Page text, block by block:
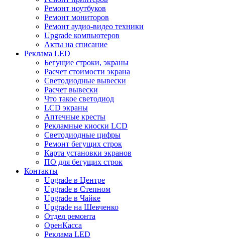
Ремонт ноутбуков
Ремонт мониторов
Ремонт аудио-видео техники
Upgrade компьютеров
Акты на списание
Реклама LED
Бегущие строки, экраны
Расчет стоимости экрана
Светодиодные вывески
Расчет вывески
Что такое светодиод
LCD экраны
Аптечные кресты
Рекламные киоски LCD
Светодиодные цифры
Ремонт бегущих строк
Карта установки экранов
ПО для бегущих строк
Контакты
Upgrade в Центре
Upgrade в Степном
Upgrade в Чайке
Upgrade на Шевченко
Отдел ремонта
ОренКасса
Реклама LED